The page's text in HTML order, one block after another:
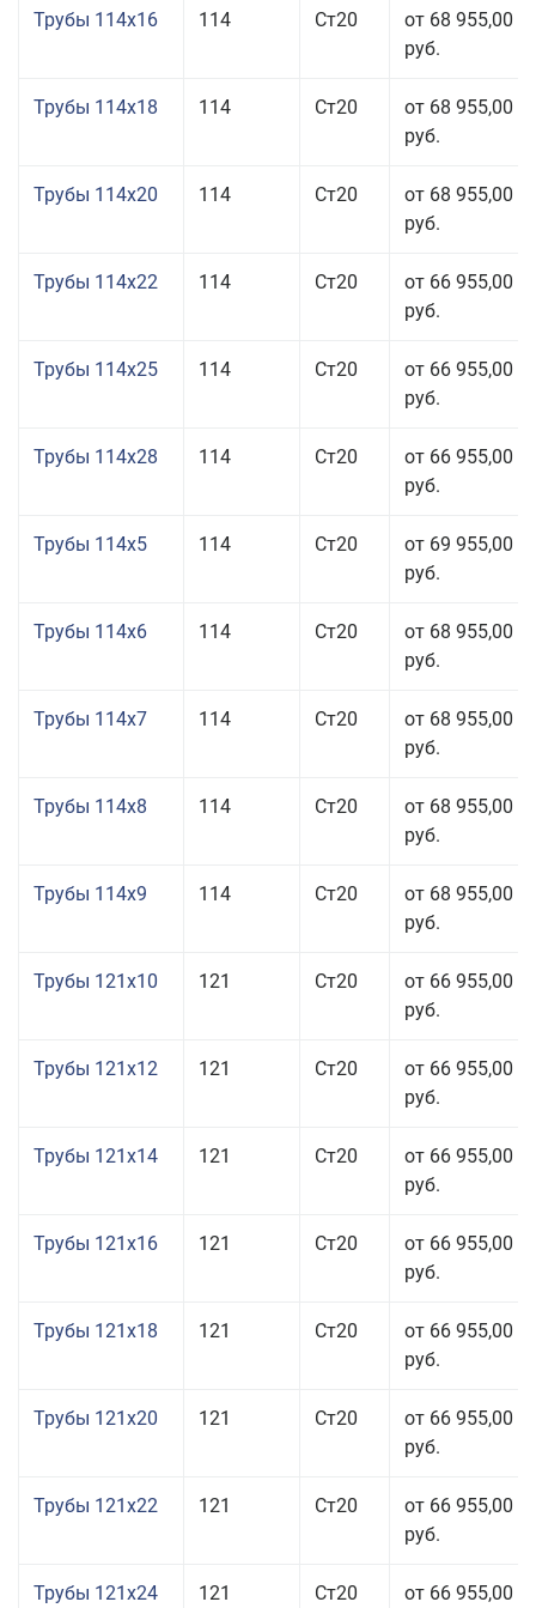
Трубы 114x16 114 Ст20
от 68 955,00
руб.
Трубы 114x18 114 Ст20
от 68 955,00
руб.
Трубы 114x20 114 Ст20
от 68 955,00
руб.
Трубы 114x22 114 Ст20
от 66 955,00
руб.
Трубы 114x25 114 Ст20
от 66 955,00
руб.
Трубы 114x28 114 Ст20
от 66 955,00
руб.
Трубы 114x5 114 Ст20
от 69 955,00
руб.
Трубы 114x6 114 Ст20
от 68 955,00
руб.
Трубы 114x7 114 Ст20
от 68 955,00
руб.
Трубы 114x8 114 Ст20
от 68 955,00
руб.
Трубы 114x9 114 Ст20
от 68 955,00
руб.
Трубы 121x10 121 Ст20
от 66 955,00
руб.
Трубы 121x12 121 Ст20
от 66 955,00
руб.
Трубы 121x14 121 Ст20
от 66 955,00
руб.
Трубы 121x16 121 Ст20
от 66 955,00
руб.
Трубы 121x18 121 Ст20
от 66 955,00
руб.
Трубы 121x20 121 Ст20
от 66 955,00
руб.
Трубы 121x22 121 Ст20
от 66 955,00
руб.
Трубы 121x24 121 Ст20 от 66 955,00